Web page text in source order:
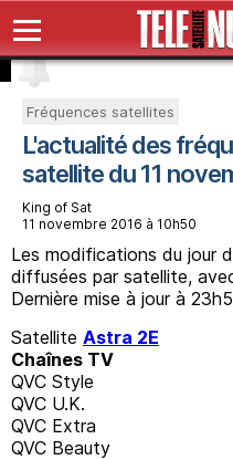
Fréquences satellites
L'actualité des
satellite du 11
King of Sat
11 novembre 2016 à 10h50
Les modifications du jour
diffusées par satellite,
Dernière mise à jour à
Satellite Astra 2E
Chaînes TV
QVC Style
QVC U.K.
QVC Extra
QVC Beauty